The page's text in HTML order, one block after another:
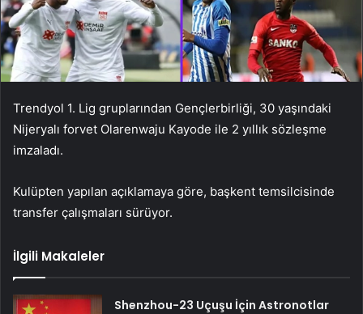
Trendyol 1. Lig gruplarından Gençlerbirliği, 30 yaşındaki
Nijeryalı forvet Olarenwaju Kayode ile 2 yıllık sözleşme
imzaladı.
Kulüpten yapılan açıklamaya göre, başkent temsilcisinde
transfer çalışmaları sürüyor.
İlgili Makaleler
Shenzhou-23 Uçuşu İçin Astronotlar